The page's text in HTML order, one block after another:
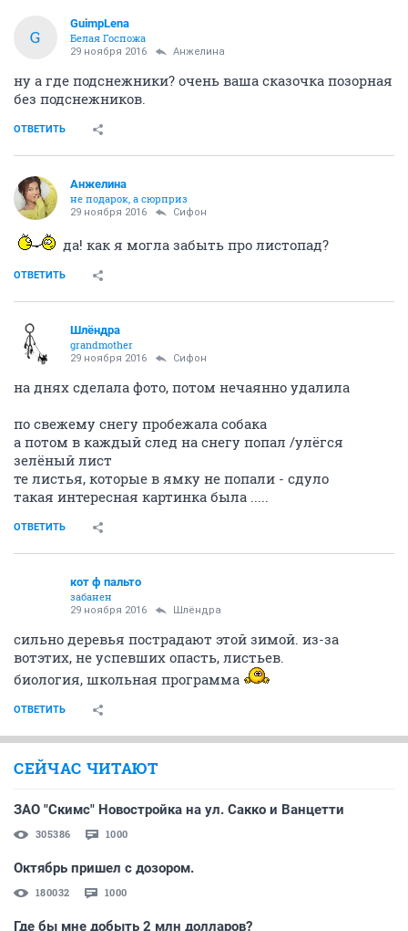
G
GuimpLena
Белая Госпожа
29 ноября 2016 Aнжелина
ну а где подснежники? очень ваша сказочка позорная
без подснежников.
ОТВЕТИТЬ
Aнжелина
не подарок, а сюрприз
29 ноября 2016 Сифон
да! как я могла забыть про листопад?
ОТВЕТИТЬ
Шлёндра
grandmother
29 ноября 2016 Сифон
на днях сделала фото, потом нечаянно удалила
по свежему снегу пробежала собака
а потом в каждый след на снегу попал /улёгся
зелёный лист
те листья, которые в ямку не попали - сдуло
такая интересная картинка была .....
ОТВЕТИТЬ
кот ф пальто
забанен
29 ноября 2016 Шлёндра
сильно деревья пострадают этой зимой. из-за
вотэтих, не успевших опасть, листьев.
биология, школьная программа
ОТВЕТИТЬ
СЕЙЧАС ЧИТАЮТ
ЗАО "Скимс" Новостройка на ул. Сакко и Ванцетти
305386 1000
Октябрь пришел с дозором.
180032 1000
Где бы мне добыть 2 млн долларов?